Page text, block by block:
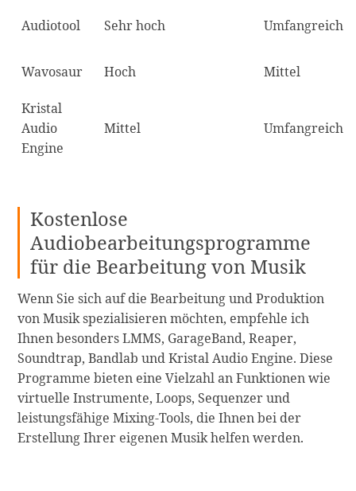
Audiotool Sehr hoch Umfangreich
Wavosaur Hoch Mittel
Kristal
Audio
Engine
Mittel Umfangreich
Kostenlose
Audiobearbeitungsprogramme
für die Bearbeitung von Musik
Wenn Sie sich auf die Bearbeitung und Produktion
von Musik spezialisieren möchten, empfehle ich
Ihnen besonders LMMS, GarageBand, Reaper,
Soundtrap, Bandlab und Kristal Audio Engine. Diese
Programme bieten eine Vielzahl an Funktionen wie
virtuelle Instrumente, Loops, Sequenzer und
leistungsfähige Mixing-Tools, die Ihnen bei der
Erstellung Ihrer eigenen Musik helfen werden.